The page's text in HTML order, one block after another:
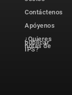
Contáctenos
Apóyenos
¿Quieres
publicar
notas de
IPS?